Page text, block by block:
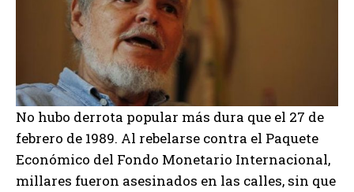
No hubo derrota popular más dura que el 27 de
febrero de 1989. Al rebelarse contra el Paquete
Económico del Fondo Monetario Internacional,
millares fueron asesinados en las calles, sin que